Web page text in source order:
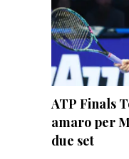
ATP Finals
amaro per
due set